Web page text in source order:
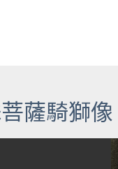
薩騎獅像